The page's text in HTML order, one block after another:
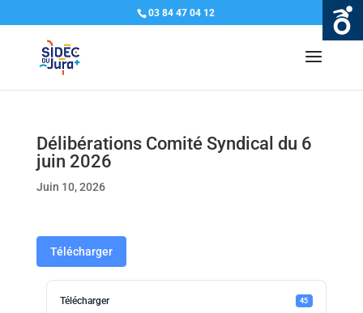
03 84 47 04 12
Délibérations Comité Syndical du 6
juin 2026
Juin 10, 2026
Télécharger
Télécharger 45